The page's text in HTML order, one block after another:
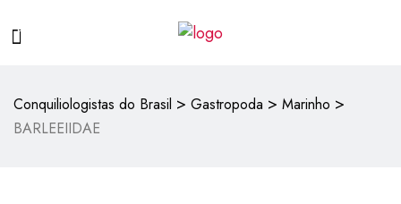
Conquiliologistas do Brasil > Gastropoda > Marinho >
BARLEEIIDAE